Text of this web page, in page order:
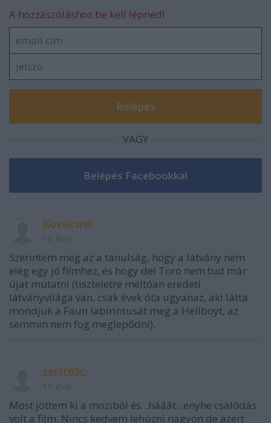
A hozzászóláshoz be kell lépned!
VAGY
Kovácsné
Szerintem meg az a tanulság, hogy a látvány nem
elég egy jó filmhez, és hogy del Toro nem tud már
újat mutatni (tiszteletre méltóan eredeti
látványvilága van, csak évek óta ugyanaz, aki látta
mondjuk a Faun labirintusát meg a Hellboyt, az
semmin nem fog meglepődni).
zsolt63c
Most jöttem ki a moziból és...hááát...enyhe csalódás
volt a film. Nincs kedvem lehúzni nagyon de azért